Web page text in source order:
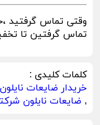
وقتی تماس گرفتید
تماس گرفتین تا
کلمات کلیدی :
خریدار ضایعات نایلون
, ضایعات نایلون